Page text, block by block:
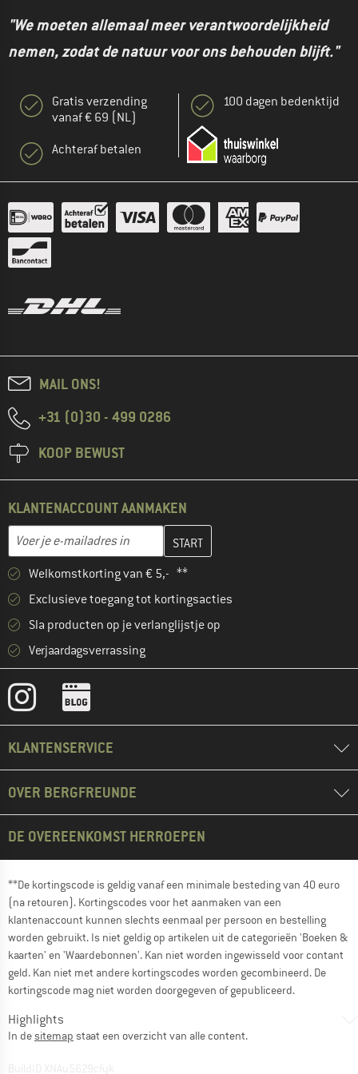
"We moeten allemaal meer verantwoordelijkheid
nemen, zodat de natuur voor ons behouden blijft."
Gratis verzending
vanaf € 69 (NL)
Achteraf betalen
100 dagen bedenktijd
MAIL ONS!
+31 (0)30 - 499 0286
KOOP BEWUST
KLANTENACCOUNT AANMAKEN
E-mailadres
Vul je e-mailadres hier in en maak in de volgende stap je
Welkomstkorting van € 5,- **
Exclusieve toegang tot kortingsacties
Sla producten op je verlanglijstje op
Verjaardagsverrassing
KLANTENSERVICE
OVER BERGFREUNDE
DE OVEREENKOMST HERROEPEN
**De kortingscode is geldig vanaf een minimale besteding van 40 euro
(na retouren). Kortingscodes voor het aanmaken van een
klantenaccount kunnen slechts eenmaal per persoon en bestelling
worden gebruikt. Is niet geldig op artikelen uit de categorieën 'Boeken &
kaarten' en 'Waardebonnen'. Kan niet worden ingewisseld voor contant
geld. Kan niet met andere kortingscodes worden gecombineerd. De
kortingscode mag niet worden doorgegeven of gepubliceerd.
Highlights
In desitemap staat een overzicht van alle content.